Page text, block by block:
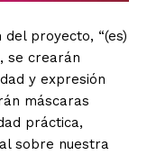
proyecto, “(es)
se crearán
y expresión
máscaras
práctica,
sobre nuestra